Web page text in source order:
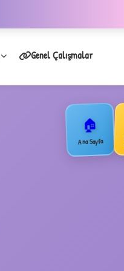
Genel Çalışmalar
🏠
Ana Sayfa